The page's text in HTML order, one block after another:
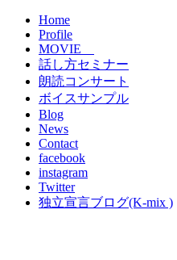
Home
Profile
MOVIE
話し方セミナー
朗読コンサート
ボイスサンプル
Blog
News
Contact
facebook
instagram
Twitter
独立宣言ブログ(K-mix )